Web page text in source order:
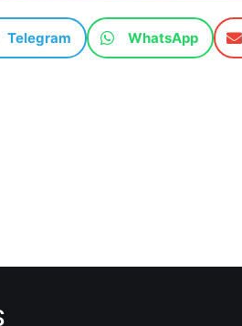
Telegram WhatsApp